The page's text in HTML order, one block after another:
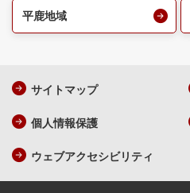
平鹿地域
サイトマップ
個人情報保護
ウェブアクセシビリティ